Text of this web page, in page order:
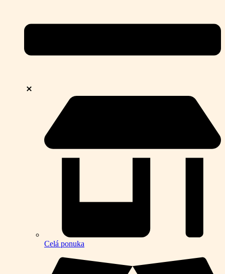
Celá ponuka